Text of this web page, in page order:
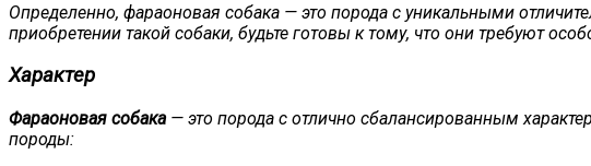
Определенно, фараоновая собака — это порода с уникальными
приобретении такой собаки, будьте готовы к тому, что они требуют
Характер
Фараоновая собака— это порода с отлично сбалансированным
породы: